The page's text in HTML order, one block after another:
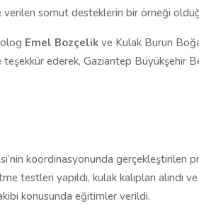
somut desteklerin bir örneği
Emel Bozçelik ve Kulak Burun
ederek, Gaziantep Büyükşehir
koordinasyonunda gerçekleştirilen
testleri yapıldı, kulak kalıpları
konusunda eğitimler verildi.